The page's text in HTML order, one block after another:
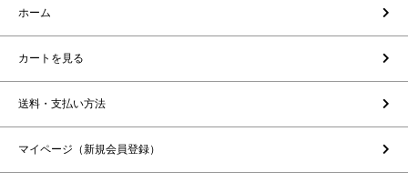
ホーム
カートを見る
送料・支払い方法
マイページ（新規会員登録）